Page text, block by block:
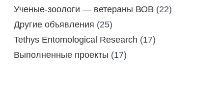
Ученые-зоологи — ветераны ВОВ (22)
Другие объявления (25)
Tethys Entomological Research (17)
Выполненные проекты (17)